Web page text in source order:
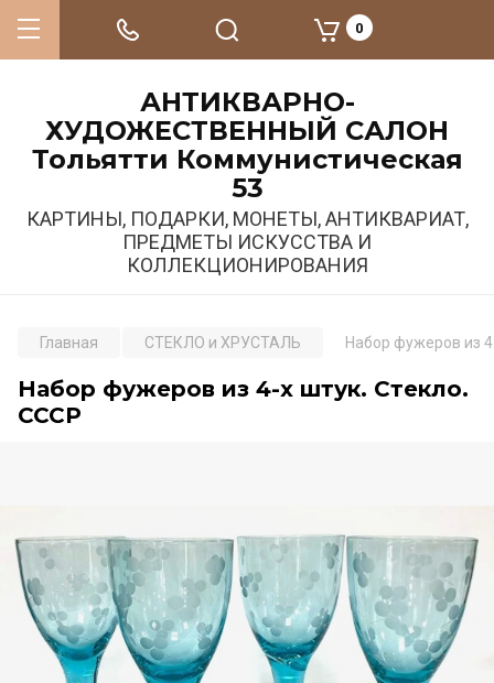
АНТИКВАРНО-
ХУДОЖЕСТВЕННЫЙ САЛОН
Тольятти Коммунистическая
53
КАРТИНЫ, ПОДАРКИ, МОНЕТЫ, АНТИКВАРИАТ,
ПРЕДМЕТЫ ИСКУССТВА И
КОЛЛЕКЦИОНИРОВАНИЯ
0
Главная СТЕКЛО и ХРУСТАЛЬ Набор фужеров из
Набор фужеров из 4-х штук. Стекло.
СССР